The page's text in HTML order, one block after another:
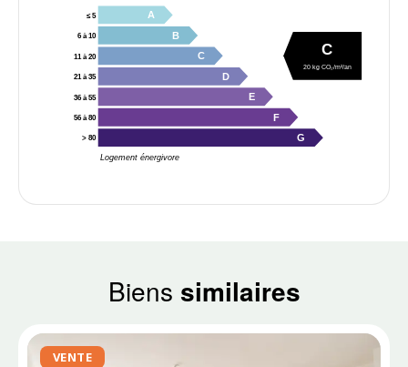
Logement énergivore
≤ 5 A
6 à 10 B
11 à 20 C
21 à 35 D
36 à 55 E
56 à 80 F
> 80 G
C
20 kg CO₂/m²/an
Biens similaires
VENTE